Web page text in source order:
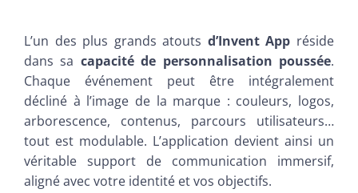
L’un des plus grands atouts d’Invent App réside
dans sa capacité de personnalisation poussée.
Chaque événement peut être intégralement
décliné à l’image de la marque : couleurs, logos,
arborescence, contenus, parcours utilisateurs…
tout est modulable. L’application devient ainsi un
véritable support de communication immersif,
aligné avec votre identité et vos objectifs.